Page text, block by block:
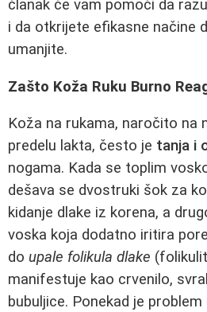
članak će vam pomoći da
i da otkrijete efikasne načine
umanjite.
Zašto Koža Ruku Burno
Koža na rukama, naročito na
predelu lakta, često je tanja i
nogama. Kada se toplim
dešava se dvostruki šok za
kidanje dlake iz korena, a
voska koja dodatno iritira
do upale folikula dlake
manifestuje kao crvenilo,
bubuljice. Ponekad je